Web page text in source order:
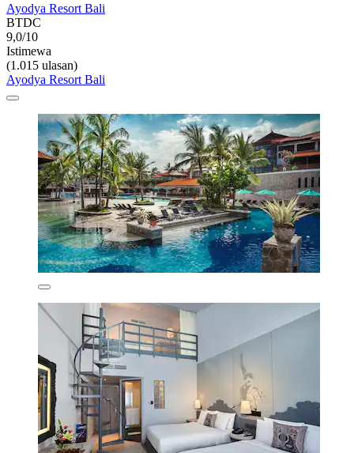
Ayodya Resort Bali
BTDC
9,0/10
Istimewa
(1.015 ulasan)
Ayodya Resort Bali